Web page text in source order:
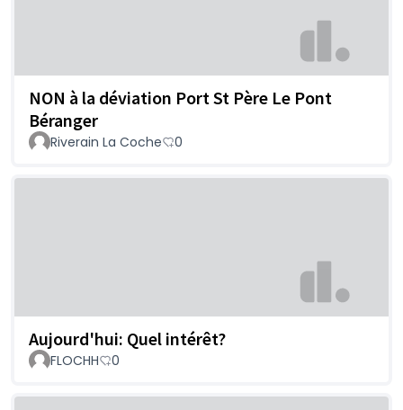
NON à la déviation Port St Père Le Pont
Béranger
Riverain La Coche 0
Aujourd'hui: Quel intérêt?
FLOCHH 0